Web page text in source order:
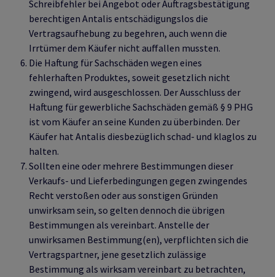
Schreibfehler bei Angebot oder Auftragsbestätigung
berechtigen Antalis entschädigungslos die
Vertragsaufhebung zu begehren, auch wenn die
Irrtümer dem Käufer nicht auffallen mussten.
Die Haftung für Sachschäden wegen eines
fehlerhaften Produktes, soweit gesetzlich nicht
zwingend, wird ausgeschlossen. Der Ausschluss der
Haftung für gewerbliche Sachschäden gemäß § 9 PHG
ist vom Käufer an seine Kunden zu überbinden. Der
Käufer hat Antalis diesbezüglich schad- und klaglos zu
halten.
Sollten eine oder mehrere Bestimmungen dieser
Verkaufs- und Lieferbedingungen gegen zwingendes
Recht verstoßen oder aus sonstigen Gründen
unwirksam sein, so gelten dennoch die übrigen
Bestimmungen als vereinbart. Anstelle der
unwirksamen Bestimmung(en), verpflichten sich die
Vertragspartner, jene gesetzlich zulässige
Bestimmung als wirksam vereinbart zu betrachten,